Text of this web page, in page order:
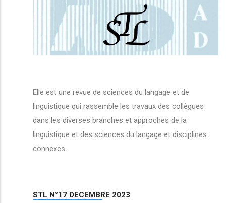
Elle est une revue de sciences du langage et de
linguistique qui rassemble les travaux des collègues
dans les diverses branches et approches de la
linguistique et des sciences du langage et disciplines
connexes.
STL N°17 DECEMBRE 2023